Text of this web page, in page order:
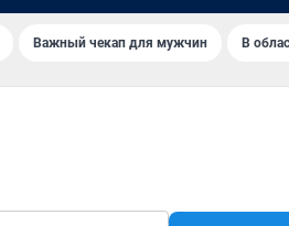
Важный чекап для мужчин В